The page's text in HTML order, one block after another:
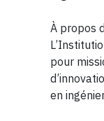
À propos
pour
en